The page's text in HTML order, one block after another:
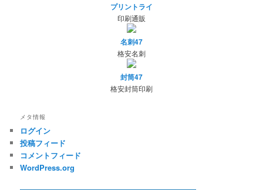
プリントライ
印刷通販
名刺47
格安名刺
封筒47
格安封筒印刷
メタ情報
ログイン
投稿フィード
コメントフィード
WordPress.org